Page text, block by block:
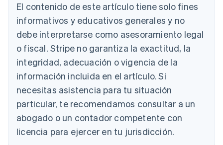
El contenido de este artículo tiene solo fines
informativos y educativos generales y no
debe interpretarse como asesoramiento legal
o fiscal. Stripe no garantiza la exactitud, la
integridad, adecuación o vigencia de la
información incluida en el artículo. Si
necesitas asistencia para tu situación
particular, te recomendamos consultar a un
abogado o un contador competente con
licencia para ejercer en tu jurisdicción.
DeutschEnglish
English
Austria
DeutschEnglish
Bélgica
Nederlands FrançaisDeutschEnglish
Brasil
Bulgaria
English
Canadá
EnglishFrançais
China continental